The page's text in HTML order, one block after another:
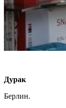
Дурак
Берлин.